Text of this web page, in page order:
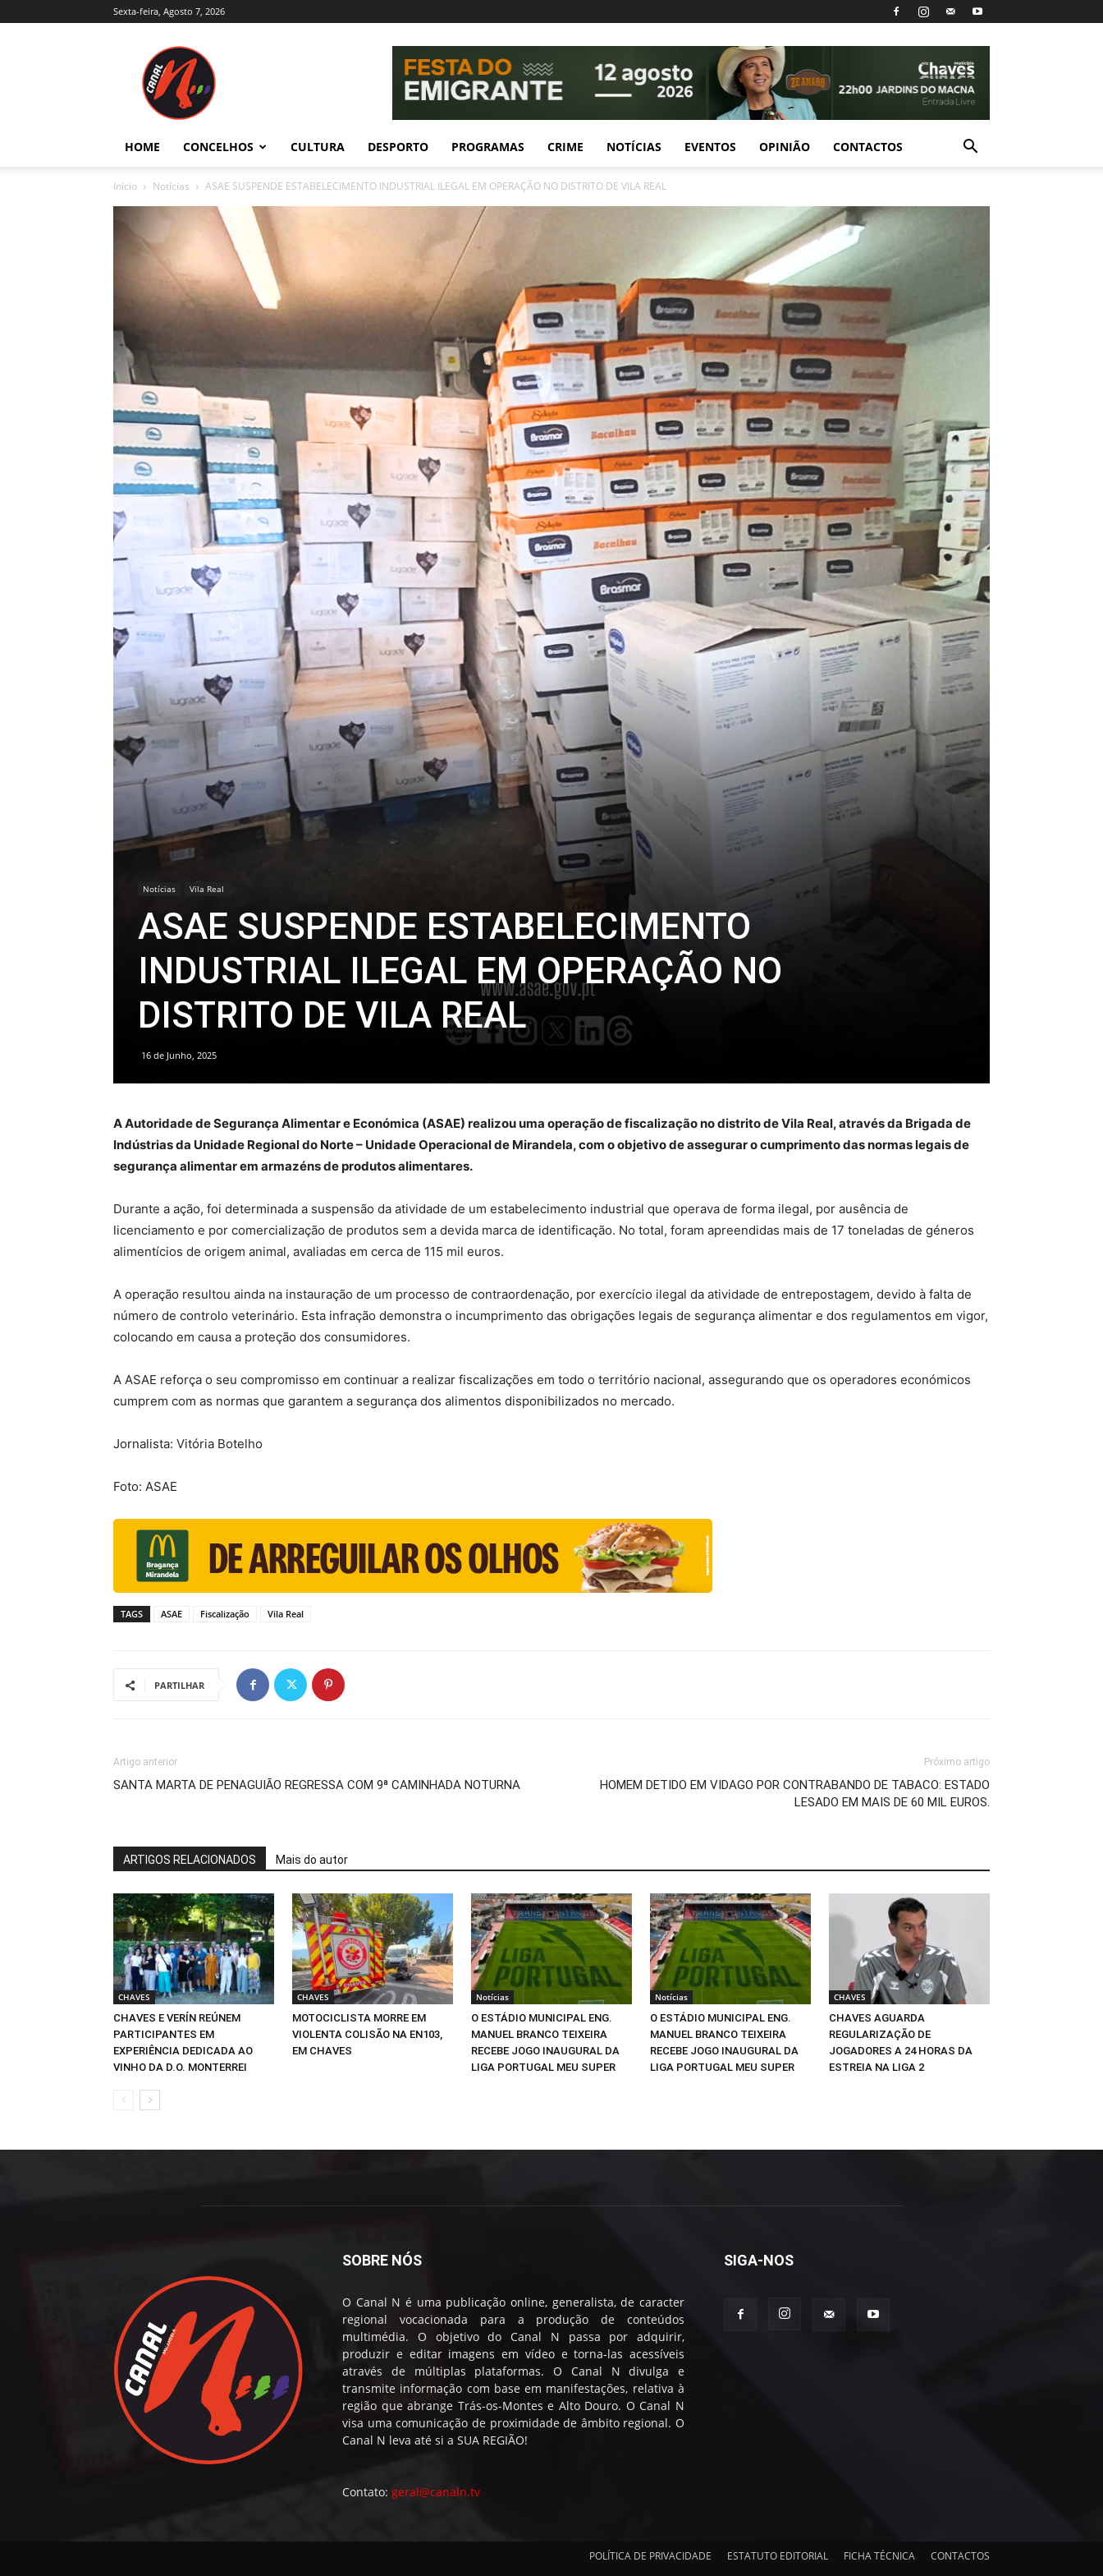
Sexta-feira, Agosto 7, 2026
Trás-
e
Alto
Douro
HOME CONCELHOS CULTURA DESPORTO PROGRAMAS CRIME NOTÍCIAS EVENTOS OPINIÃO CONTACTOS
Início Notícias ASAE SUSPENDE ESTABELECIMENTO INDUSTRIAL ILEGAL EM OPERAÇÃO NO DISTRITO DE VILA REAL
Notícias Vila Real
ASAE SUSPENDE ESTABELECIMENTO
INDUSTRIAL ILEGAL EM OPERAÇÃO NO
DISTRITO DE VILA REAL
16 de Junho, 2025
A Autoridade de Segurança Alimentar e Económica (ASAE) realizou uma operação de fiscalização no distrito de Vila Real, através da Brigada de
Indústrias da Unidade Regional do Norte – Unidade Operacional de Mirandela, com o objetivo de assegurar o cumprimento das normas legais de
segurança alimentar em armazéns de produtos alimentares.
Durante a ação, foi determinada a suspensão da atividade de um estabelecimento industrial que operava de forma ilegal, por ausência de
licenciamento e por comercialização de produtos sem a devida marca de identificação. No total, foram apreendidas mais de 17 toneladas de géneros
alimentícios de origem animal, avaliadas em cerca de 115 mil euros.
A operação resultou ainda na instauração de um processo de contraordenação, por exercício ilegal da atividade de entrepostagem, devido à falta de
número de controlo veterinário. Esta infração demonstra o incumprimento das obrigações legais de segurança alimentar e dos regulamentos em vigor,
colocando em causa a proteção dos consumidores.
A ASAE reforça o seu compromisso em continuar a realizar fiscalizações em todo o território nacional, assegurando que os operadores económicos
cumprem com as normas que garantem a segurança dos alimentos disponibilizados no mercado.
Jornalista: Vitória Botelho
Foto: ASAE
TAGS ASAE Fiscalização Vila Real
PARTILHAR
Artigo anterior
SANTA MARTA DE PENAGUIÃO REGRESSA COM 9ª CAMINHADA NOTURNA
Próximo artigo
HOMEM DETIDO EM VIDAGO POR CONTRABANDO DE TABACO: ESTADO
LESADO EM MAIS DE 60 MIL EUROS.
ARTIGOS RELACIONADOS Mais do autor
CHAVES
CHAVES E VERÍN REÚNEM
PARTICIPANTES EM
EXPERIÊNCIA DEDICADA AO
VINHO DA D.O. MONTERREI
CHAVES
MOTOCICLISTA MORRE EM
VIOLENTA COLISÃO NA EN103,
EM CHAVES
Notícias
O ESTÁDIO MUNICIPAL ENG.
MANUEL BRANCO TEIXEIRA
RECEBE JOGO INAUGURAL DA
LIGA PORTUGAL MEU SUPER
Notícias
O ESTÁDIO MUNICIPAL ENG.
MANUEL BRANCO TEIXEIRA
RECEBE JOGO INAUGURAL DA
LIGA PORTUGAL MEU SUPER
CHAVES
CHAVES AGUARDA
REGULARIZAÇÃO DE
JOGADORES A 24 HORAS DA
ESTREIA NA LIGA 2
SOBRE NÓS
O Canal N é uma publicação online, generalista, de caracter
regional vocacionada para a produção de conteúdos
multimédia. O objetivo do Canal N passa por adquirir,
produzir e editar imagens em vídeo e torna-las acessíveis
através de múltiplas plataformas. O Canal N divulga e
transmite informação com base em manifestações, relativa à
região que abrange Trás-os-Montes e Alto Douro. O Canal N
visa uma comunicação de proximidade de âmbito regional. O
Canal N leva até si a SUA REGIÃO!
Contato: geral@canaln.tv
SIGA-NOS
POLÍTICA DE PRIVACIDADE ESTATUTO EDITORIAL FICHA TÉCNICA CONTACTOS